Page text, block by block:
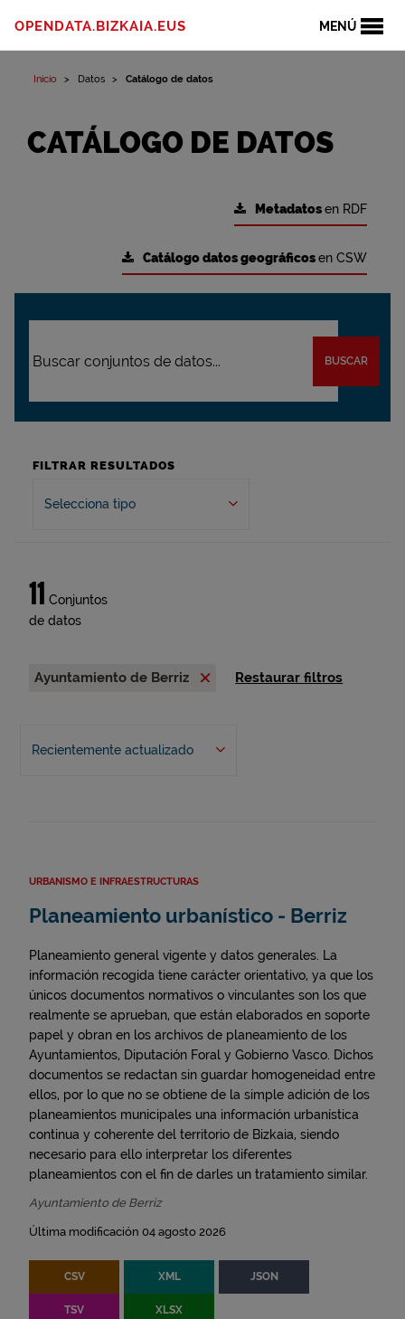
MENÚ
OPENDATA.BIZKAIA.EUS
Inicio Datos Catálogo de datos
CATÁLOGO DE DATOS
Metadatosen RDF
Catálogo datos geográficosen CSW
BUSCAR
FILTRAR RESULTADOS
Selecciona tipo
11 Conjuntos
de datos
Ayuntamiento de Berriz Restaurar filtros
Recientemente actualizado
URBANISMO E INFRAESTRUCTURAS
Planeamiento urbanístico - Berriz
Planeamiento general vigente y datos generales. La
información recogida tiene carácter orientativo, ya que los
únicos documentos normativos o vinculantes son los que
realmente se aprueban, que están elaborados en soporte
papel y obran en los archivos de planeamiento de los
Ayuntamientos, Diputación Foral y Gobierno Vasco. Dichos
documentos se redactan sin guardar homogeneidad entre
ellos, por lo que no se obtiene de la simple adición de los
planeamientos municipales una información urbanística
continua y coherente del territorio de Bizkaia, siendo
necesario para ello interpretar los diferentes
planeamientos con el fin de darles un tratamiento similar.
Ayuntamiento de Berriz
Última modificación 04 agosto 2026
CSV XML JSON
TSV XLSX